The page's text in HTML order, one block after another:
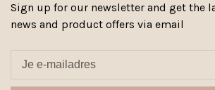
Sign up for our newsletter and get the
news and product offers via email